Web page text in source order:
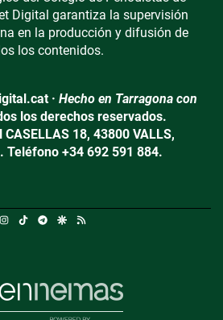
Digital garantiza la supervisión
en la producción y difusión de
los contenidos.
· Hecho en Tarragona con
los derechos reservados.
CASELLAS 18, 43800 VALLS,
Teléfono +34 692 591 884.
Instagram
TikTokTelegramGoogle Discover